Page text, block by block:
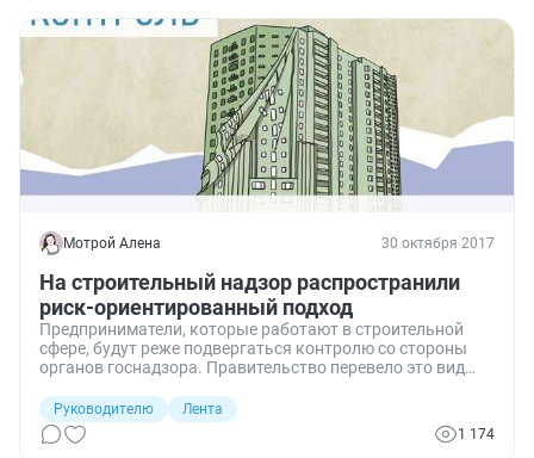
Мотрой Алена 30 октября 2017
На строительный надзор распространили
риск-ориентированный подход
Предприниматели, которые работают в строительной
сфере, будут реже подвергаться контролю со стороны
органов госнадзора. Правительство перевело это вид
план проверок будет составляться с учетом категории
риска организации.
Руководителю
Лента
1 174